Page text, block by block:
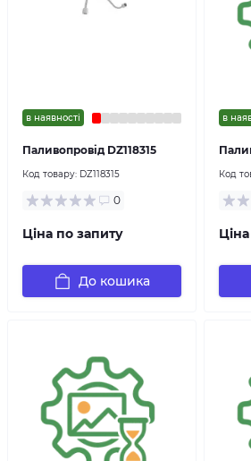
в наявності
Паливопровід DZ118315
Код товару: DZ118315
0
Ціна по запиту
До кошика
в
Код